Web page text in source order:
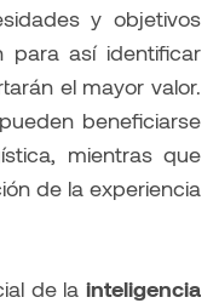
y objetivos
para así identificar
el mayor valor.
beneficiarse
mientras que
de la experiencia
de la inteligencia